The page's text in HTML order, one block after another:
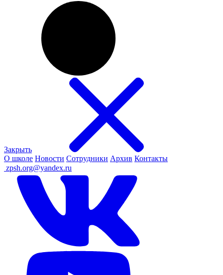
Закрыть
О школе Новости Сотрудники Архив Контакты
zpsh.org@yandex.ru